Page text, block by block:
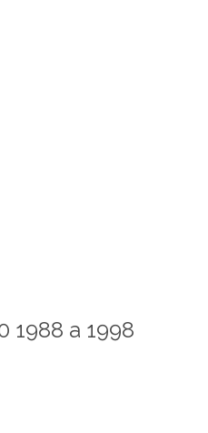
1988 a 1998